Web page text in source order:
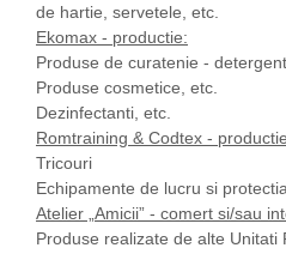
de hartie, servetele, etc.
Ekomax - productie:
Produse de curatenie -
Produse cosmetice, etc.
Dezinfectanti, etc.
Romtraining & Codtex -
Tricouri
Echipamente de lucru si
Atelier „Amicii” - comert si/sau
Produse realizate de alte Unitati